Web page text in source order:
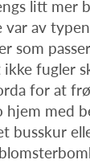
litt mer
av
som
fugler
for at
med
busskur